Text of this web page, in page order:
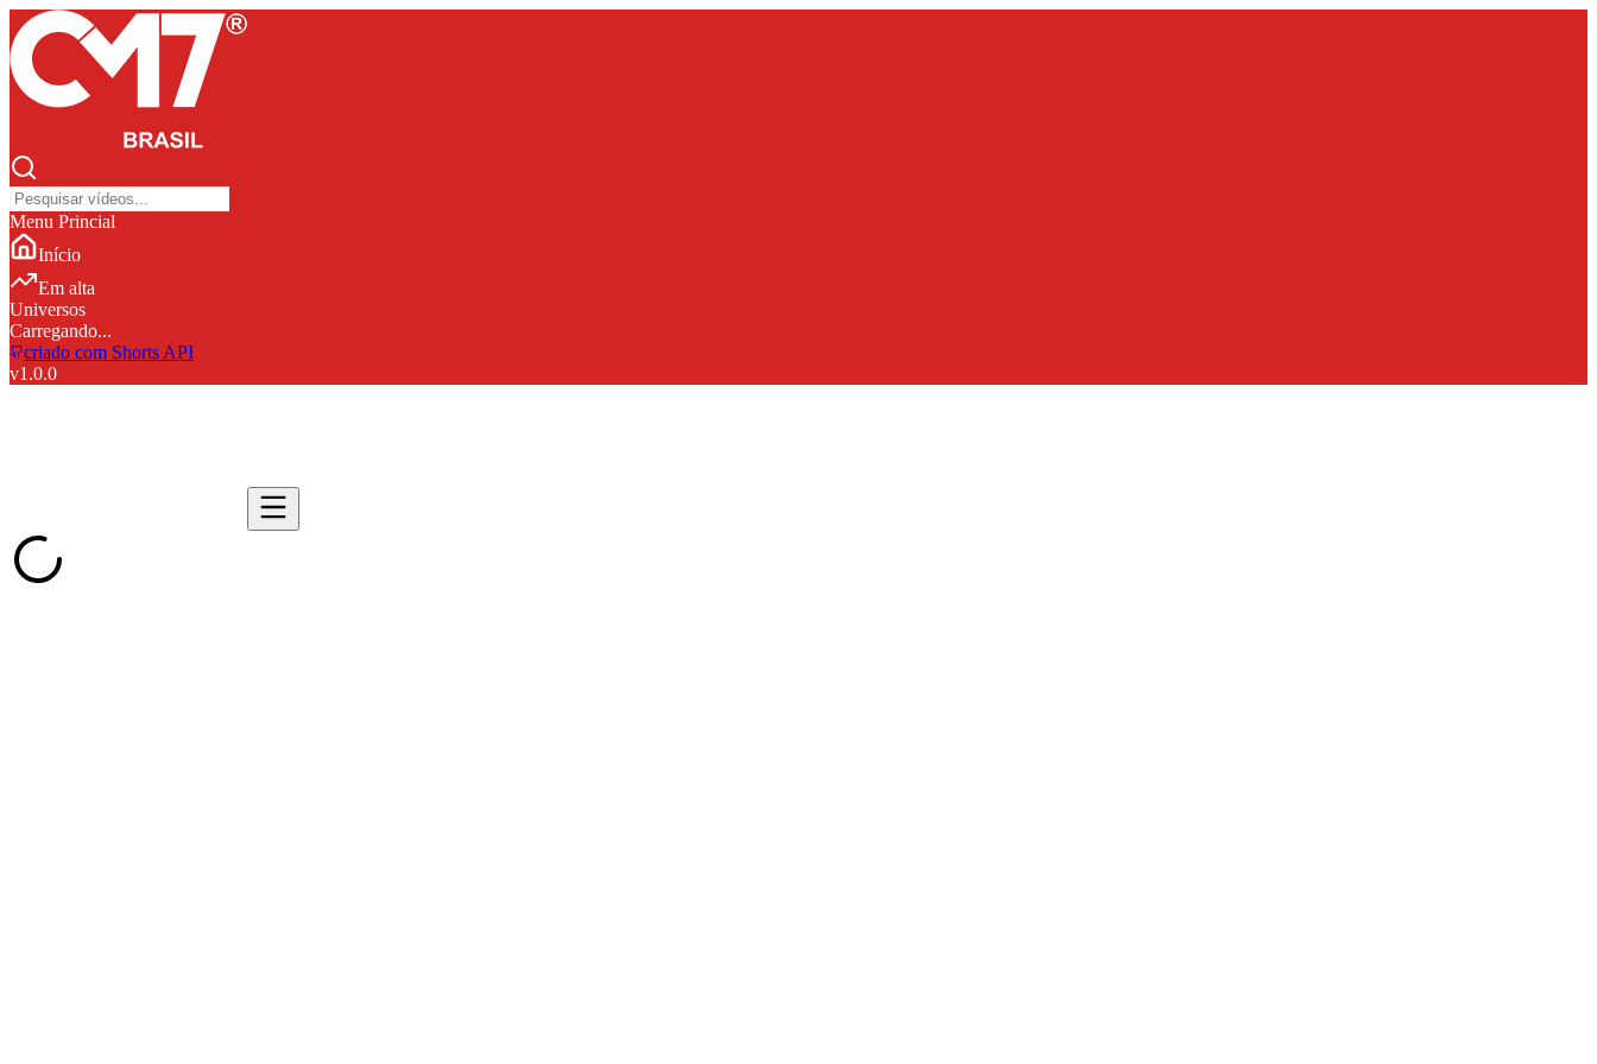
Menu Princial
Início
Em alta
Universos
Carregando...
criado com Shorts API
v1.0.0